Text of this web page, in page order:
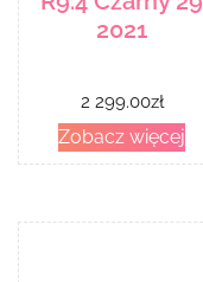
2021
2 299.00zł
Zobacz więcej